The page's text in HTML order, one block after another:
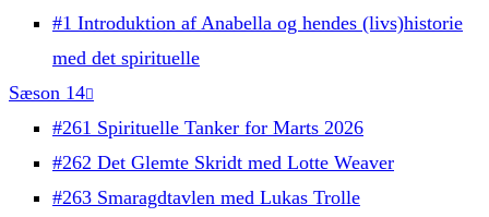
#1 Introduktion af Anabella og hendes (livs)historie
med det spirituelle
Sæson 14
#261 Spirituelle Tanker for Marts 2026
#262 Det Glemte Skridt med Lotte Weaver
#263 Smaragdtavlen med Lukas Trolle